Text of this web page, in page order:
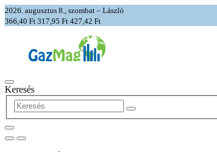
2026. augusztus 8., szombat – László
366,40 Ft 317,95 Ft 427,42 Ft
Keresés